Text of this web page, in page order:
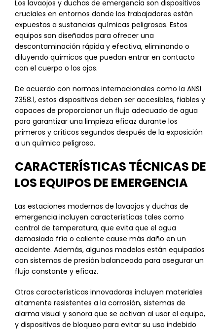
Los lavaojos y duchas de emergencia son dispositivos
cruciales en entornos donde los trabajadores están
expuestos a sustancias químicas peligrosas. Estos
equipos son diseñados para ofrecer una
descontaminación rápida y efectiva, eliminando o
diluyendo químicos que puedan entrar en contacto
con el cuerpo o los ojos.
De acuerdo con normas internacionales como la ANSI
Z358.1, estos dispositivos deben ser accesibles, fiables y
capaces de proporcionar un flujo adecuado de agua
para garantizar una limpieza eficaz durante los
primeros y críticos segundos después de la exposición
a un químico peligroso.
CARACTERÍSTICAS TÉCNICAS DE
LOS EQUIPOS DE EMERGENCIA
Las estaciones modernas de lavaojos y duchas de
emergencia incluyen características tales como
control de temperatura, que evita que el agua
demasiado fría o caliente cause más daño en un
accidente. Además, algunos modelos están equipados
con sistemas de presión balanceada para asegurar un
flujo constante y eficaz.
Otras características innovadoras incluyen materiales
altamente resistentes a la corrosión, sistemas de
alarma visual y sonora que se activan al usar el equipo,
y dispositivos de bloqueo para evitar su uso indebido